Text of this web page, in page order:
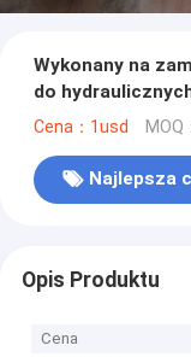
Wykonany na
do
Cena：1usd
Najlepsza
Opis Produktu
Cena